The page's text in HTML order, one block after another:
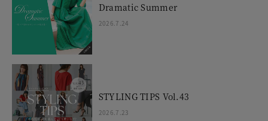
Dramatic Summer
2026.7.24
STYLING TIPS Vol.43
2026.7.23